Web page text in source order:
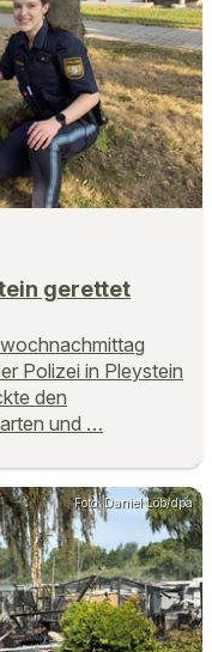
gerettet
Polizei in Pleystein
den
und …
Foto: Daniel Löb/dpa